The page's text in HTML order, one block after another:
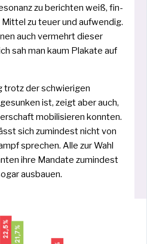
zu berich­ten weiß, fin­
zu teu­er und auf­wen­dig.
auch ver­mehrt die­ser
sah man kaum Plakate auf
trotz der schwie­ri­gen
ist, zeigt aber auch,
mobi­li­sie­ren konn­ten.
sich zumin­dest nicht von
spre­chen. Alle zur Wahl
ihre Mandate zumin­dest
ausbauen.